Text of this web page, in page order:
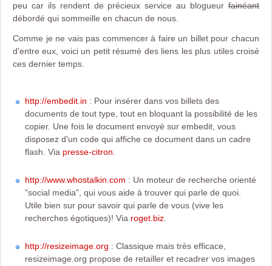
peu car ils rendent de précieux service au blogueur fainéant
débordé qui sommeille en chacun de nous.
Comme je ne vais pas commencer à faire un billet pour chacun
d'entre eux, voici un petit résumé des liens les plus utiles croisé
ces dernier temps.
http://embedit.in : Pour insérer dans vos billets des
documents de tout type, tout en bloquant la possibilité de les
copier. Une fois le document envoyé sur embedit, vous
disposez d'un code qui affiche ce document dans un cadre
flash. Via presse-citron
http://www.whostalkin.com : Un moteur de recherche orienté
"social media", qui vous aide à trouver qui parle de quoi.
Utile bien sur pour savoir qui parle de vous (vive les
recherches égotiques)! Via roget.biz
http://resizeimage.org : Classique mais très efficace,
resizeimage.org propose de retailler et recadrer vos images